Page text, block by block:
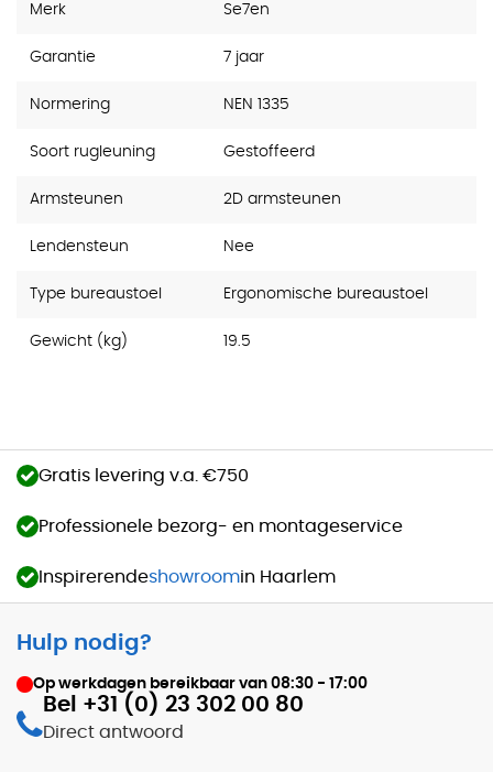
Merk Se7en
Garantie 7 jaar
Normering NEN 1335
Soort rugleuning Gestoffeerd
Armsteunen 2D armsteunen
Lendensteun Nee
Type bureaustoel Ergonomische bureaustoel
Gewicht (kg) 19.5
Gratis levering v.a. €750
Professionele bezorg- en montageservice
Inspirerendeshowroomin Haarlem
Hulp nodig?
Op werkdagen bereikbaar van 08:30 - 17:00
Bel +31 (0) 23 302 00 80
Direct antwoord